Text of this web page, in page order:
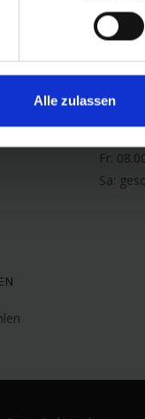
Alle zulassen
Mo:
Di:
Mi:
Do:
Fr:
Sa: